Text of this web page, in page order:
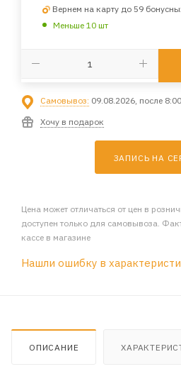
Вернем на карту до 59
Меньше 10 шт
Самовывоз: 09.08.2026, после
Хочу в подарок
ЗАПИСЬ НА
Цена может отличаться от цен в
доступен только для самовывоза.
кассе в магазине
Нашли ошибку в
ОПИСАНИЕ